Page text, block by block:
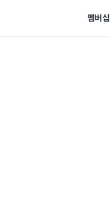
멤버십